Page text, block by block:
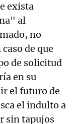
exista
al
no
de que
de solicitud
en su
el futuro de
el indulto a
sin tapujos